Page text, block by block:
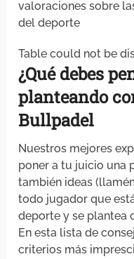
valoraciones sobre
del deporte
Table could not be
¿Qué debes
planteando
Bullpadel
Nuestros mejores
poner a tu juicio una
también ideas
todo jugador que
deporte y se plantea
En esta lista de
criterios más